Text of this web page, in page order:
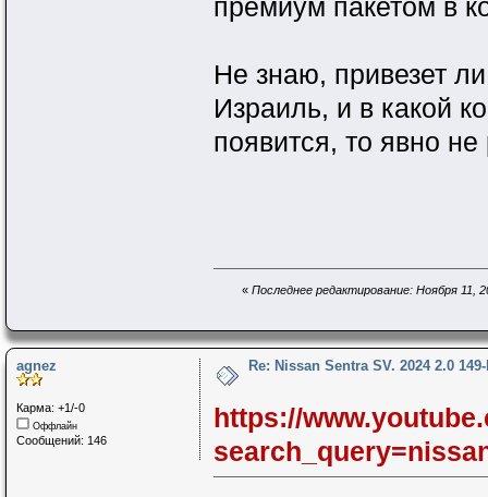
премиум пакетом в
Не знаю, привезет
Израиль, и в какой
появится, то явно
« Последнее редактирование: Ноября 11,
agnez
Карма: +1/-0
Оффлайн
Сообщений: 146
Re: Nissan Sentra SV. 2024 2.0
https://